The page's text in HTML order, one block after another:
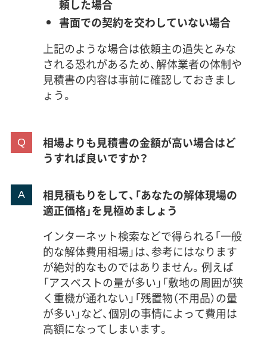
頼した場合
書面での契約を交わしていない場合
上記のような場合は依頼主の過失とみな
される恐れがあるため、解体業者の体制や
見積書の内容は事前に確認しておきまし
ょう。
相場よりも見積書の金額が高い場合はど
うすれば良いですか？
相見積もりをして、「あなたの解体現場の
適正価格」を見極めましょう
インターネット検索などで得られる「一般
的な解体費用相場」は、参考にはなります
が絶対的なものではありません。例えば
「アスベストの量が多い」「敷地の周囲が狭
く重機が通れない」「残置物（不用品）の量
が多い」など、個別の事情によって費用は
高額になってしまいます。